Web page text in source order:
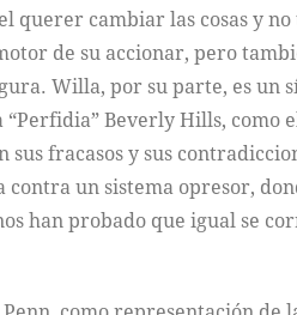
querer cambiar las cosas y
de su accionar, pero
Willa, por su parte, es un
Beverly Hills, como
fracasos y sus
un sistema opresor,
han probado que igual se